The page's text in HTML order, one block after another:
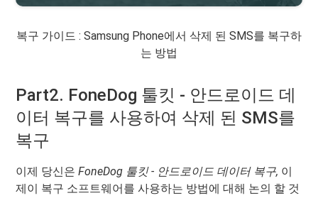
복구 가이드 : Samsung Phone에서 삭제 된 SMS를 복구하
는 방법
Part2. FoneDog 툴킷 - 안드로이드 데
이터 복구를 사용하여 삭제 된 SMS를
복구
이제 당신은FoneDog 툴킷 - 안드로이드 데이터 복구, 이
제이 복구 소프트웨어를 사용하는 방법에 대해 논의 할 것